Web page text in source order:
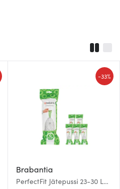
Brabantia
PerfectFit Jätepussi 23-30 L
-33%